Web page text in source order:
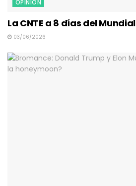
OPINIÓN
La CNTE a 8 días del Mundial
03/06/2026